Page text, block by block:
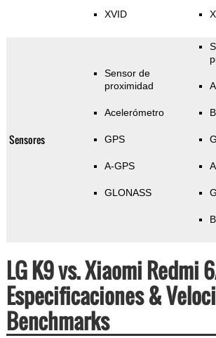
XVID
Sensores
Sensor de
proximidad
Acelerómetro
GPS
A-GPS
GLONASS
LG K9 vs. Xiaomi Redmi
Especificaciones &
Benchmarks